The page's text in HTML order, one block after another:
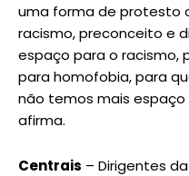
uma forma de protesto
racismo, preconceito e
espaço para o racismo,
para homofobia, para
não temos mais espaço
afirma.
Centrais – Dirigentes